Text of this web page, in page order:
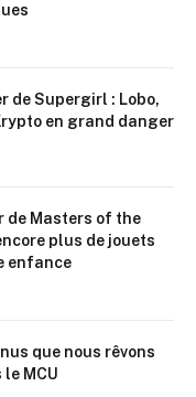
de Supergirl : Lobo,
en grand danger
de Masters of the
plus de jouets
enfance
que nous rêvons
MCU